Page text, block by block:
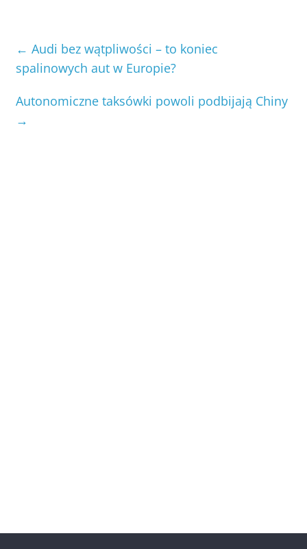
← Audi bez wątpliwości – to koniec
spalinowych aut w Europie?
Autonomiczne taksówki powoli podbijają Chiny
→